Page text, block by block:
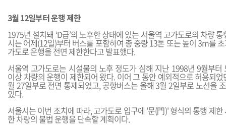
3월 12일부터 운행 제한
1975년 설치돼 ‘D급’의 노후한 상태에 있는 서울역 고가도로의 차량
시는 어제(12일)부터 버스를 포함하여 총 중량 13톤 또는 높이 3m를
가도로 운행을 전면 제한한다고 발표했다.
서울역 고가도로는 시설물의 노후 정도가 심해 지난 1998년 9월부터
이상 차량의 운행이 제한되어 왔다. 이어 그 동안 예외적으로 허용되
월 27일부로 전면 통제되었고, 공항버스는 올해 3월 2일부로 노선을
있다.
서울시는 이번 조치에 따라, 고가도로 입구에 '문(門)' 형식의 통행 제
한 차량의 불법 운행을 단속할 계획이다.